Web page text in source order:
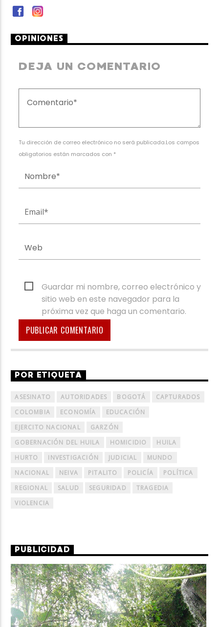
OPINIONES
DEJA UN COMENTARIO
Tu dirección de correo electrónico no será publicada.Los campos
obligatorios están marcados con *
Guardar mi nombre, correo electrónico y
sitio web en este navegador para la
próxima vez que haga un comentario.
POR ETIQUETA
ASESINATO AUTORIDADES BOGOTÁ
CAPTURADOS
COLOMBIA
ECONOMÍA
EDUCACIÓN
EJERCITO NACIONAL
GARZÓN
GOBERNACIÓN DEL HUILA
HOMICIDIO
HUILA
HURTO
INVESTIGACIÓN JUDICIAL
MUNDO
NACIONAL
NEIVA PITALITO POLICÍA
POLÍTICA
REGIONAL
SALUD SEGURIDAD
TRAGEDIA
VIOLENCIA
PUBLICIDAD